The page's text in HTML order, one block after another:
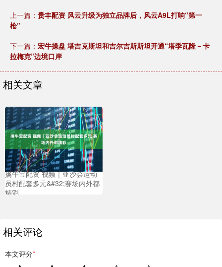
上一篇： 贵丰配资 风云升级为独立品牌后，风云A9L打响“第一
枪”
下一篇： 宏牛操盘 塔吉克斯坦和吉尔吉斯斯坦开通“塔季瓦隆－卡
拉梅克”边境口岸
相关文章
擒牛宝配资 视频｜亚沙会运动
员村配套多元&#32;赛场内外都
精彩
相关评论
本文评分*